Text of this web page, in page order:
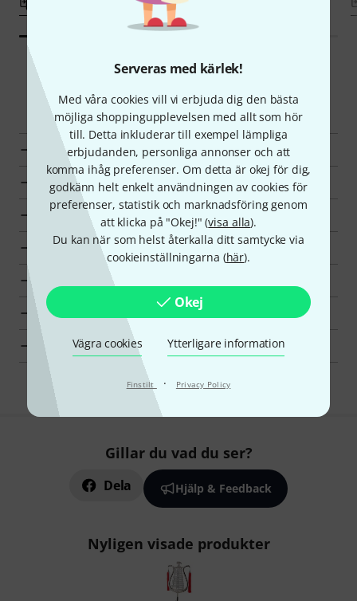
Serveras med kärlek!
Med våra cookies vill vi erbjuda dig den bästa
möjliga shoppingupplevelsen med allt som hör
till. Detta inkluderar till exempel lämpliga
erbjudanden, personliga annonser och att
komma ihåg preferenser. Om detta är okej för dig,
godkänn helt enkelt användningen av cookies för
preferenser, statistik och marknadsföring genom
att klicka på "Okej!" (visa alla).
Du kan när som helst återkalla ditt samtycke via
cookieinställningarna (här).
Okej
Vägra cookies Ytterligare information
Finstilt · Privacy Policy
Smart Navigator
JK Lyror en överblick
till produktgrupp Lyror
till produktgrupp Marsch och militärt
till produktgrupp Orkester slagverk
till produktgrupp Klassiska instrument
visa tillverkarinformation för JK
JK Klassiska instrument en överblick
Gillar du vad du ser?
Dela Hjälp & Feedback
Nyligen visade produkter